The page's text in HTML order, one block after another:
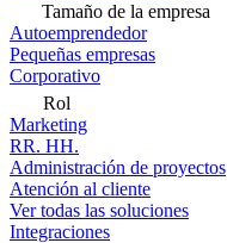
Tamaño de la empresa
Autoemprendedor
Pequeñas empresas
Corporativo
Rol
Marketing
RR. HH.
Administración de proyectos
Atención al cliente
Ver todas las soluciones
Integraciones